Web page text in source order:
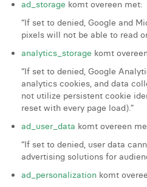
ad_storage komt overeen met:
“If set to denied, Google and
pixels will not be able to read
analytics_storage komt
“If set to denied, Google
analytics cookies, and data
not utilize persistent cookie
reset with every page load).”
ad_user_data komt overeen
“If set to denied, user data
advertising solutions for
ad_personalization komt